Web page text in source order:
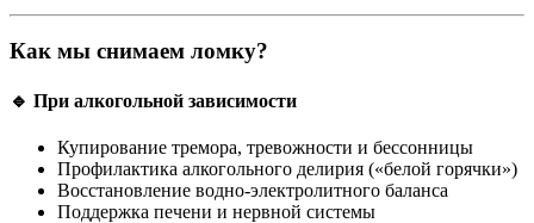
Как мы снимаем ломку?
🔹 При алкогольной зависимости
Купирование тремора, тревожности и бессонницы
Профилактика алкогольного делирия («белой горячки»)
Восстановление водно-электролитного баланса
Поддержка печени и нервной системы